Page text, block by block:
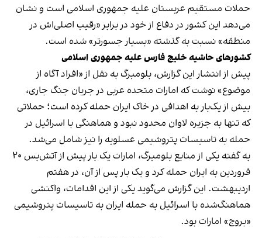
حملات مستقیم عربستان علیه جمهوری اسلامی است و نشان
می‌دهد این کشور در دفاع از خود در برابر «رقیب اصلی‌اش در
منطقه» نسبت به گذشته «بسیار جسورتر» شده است.
کشورهای حاشیه خلیج فارس علیه جمهوری اسلامی
پیش از انتشار این گزارش، بلومبرگ به نقل از «افراد آگاه از
موضوع» نوشت که امارات متحده عربی در جریان جنگ جاری،
بیش از یک‌بار به اهدافی در خاک ایران حمله کرده است؛ حملاتی
که تنها به جزیره لاوان محدود نبود و هماهنگی با اسرائیل در
حمله به تاسیسات پتروشیمی عسلویه را نیز شامل می‌شد.
به گفته یکی از منابع بلومبرگ، امارات یک بار پیش از آتش‌بس ۲۰
فروردین به ایران حمله کرد و یک بار پس از آن، در هفتم
اردیبهشت. این گزارش می‌گوید یکی از این اقدامات، واکنشی
هماهنگ‌شده با اسرائیل به حمله ایران به تاسیسات پتروشیمی
«بروج» امارات بود.